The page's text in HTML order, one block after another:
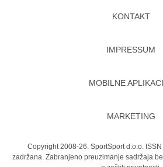
KONTAKT
IMPRESSUM
MOBILNE
MARKETING
Copyright 2008-26. SportSport d.o.o.
zadržana. Zabranjeno preuzimanje sadržaja